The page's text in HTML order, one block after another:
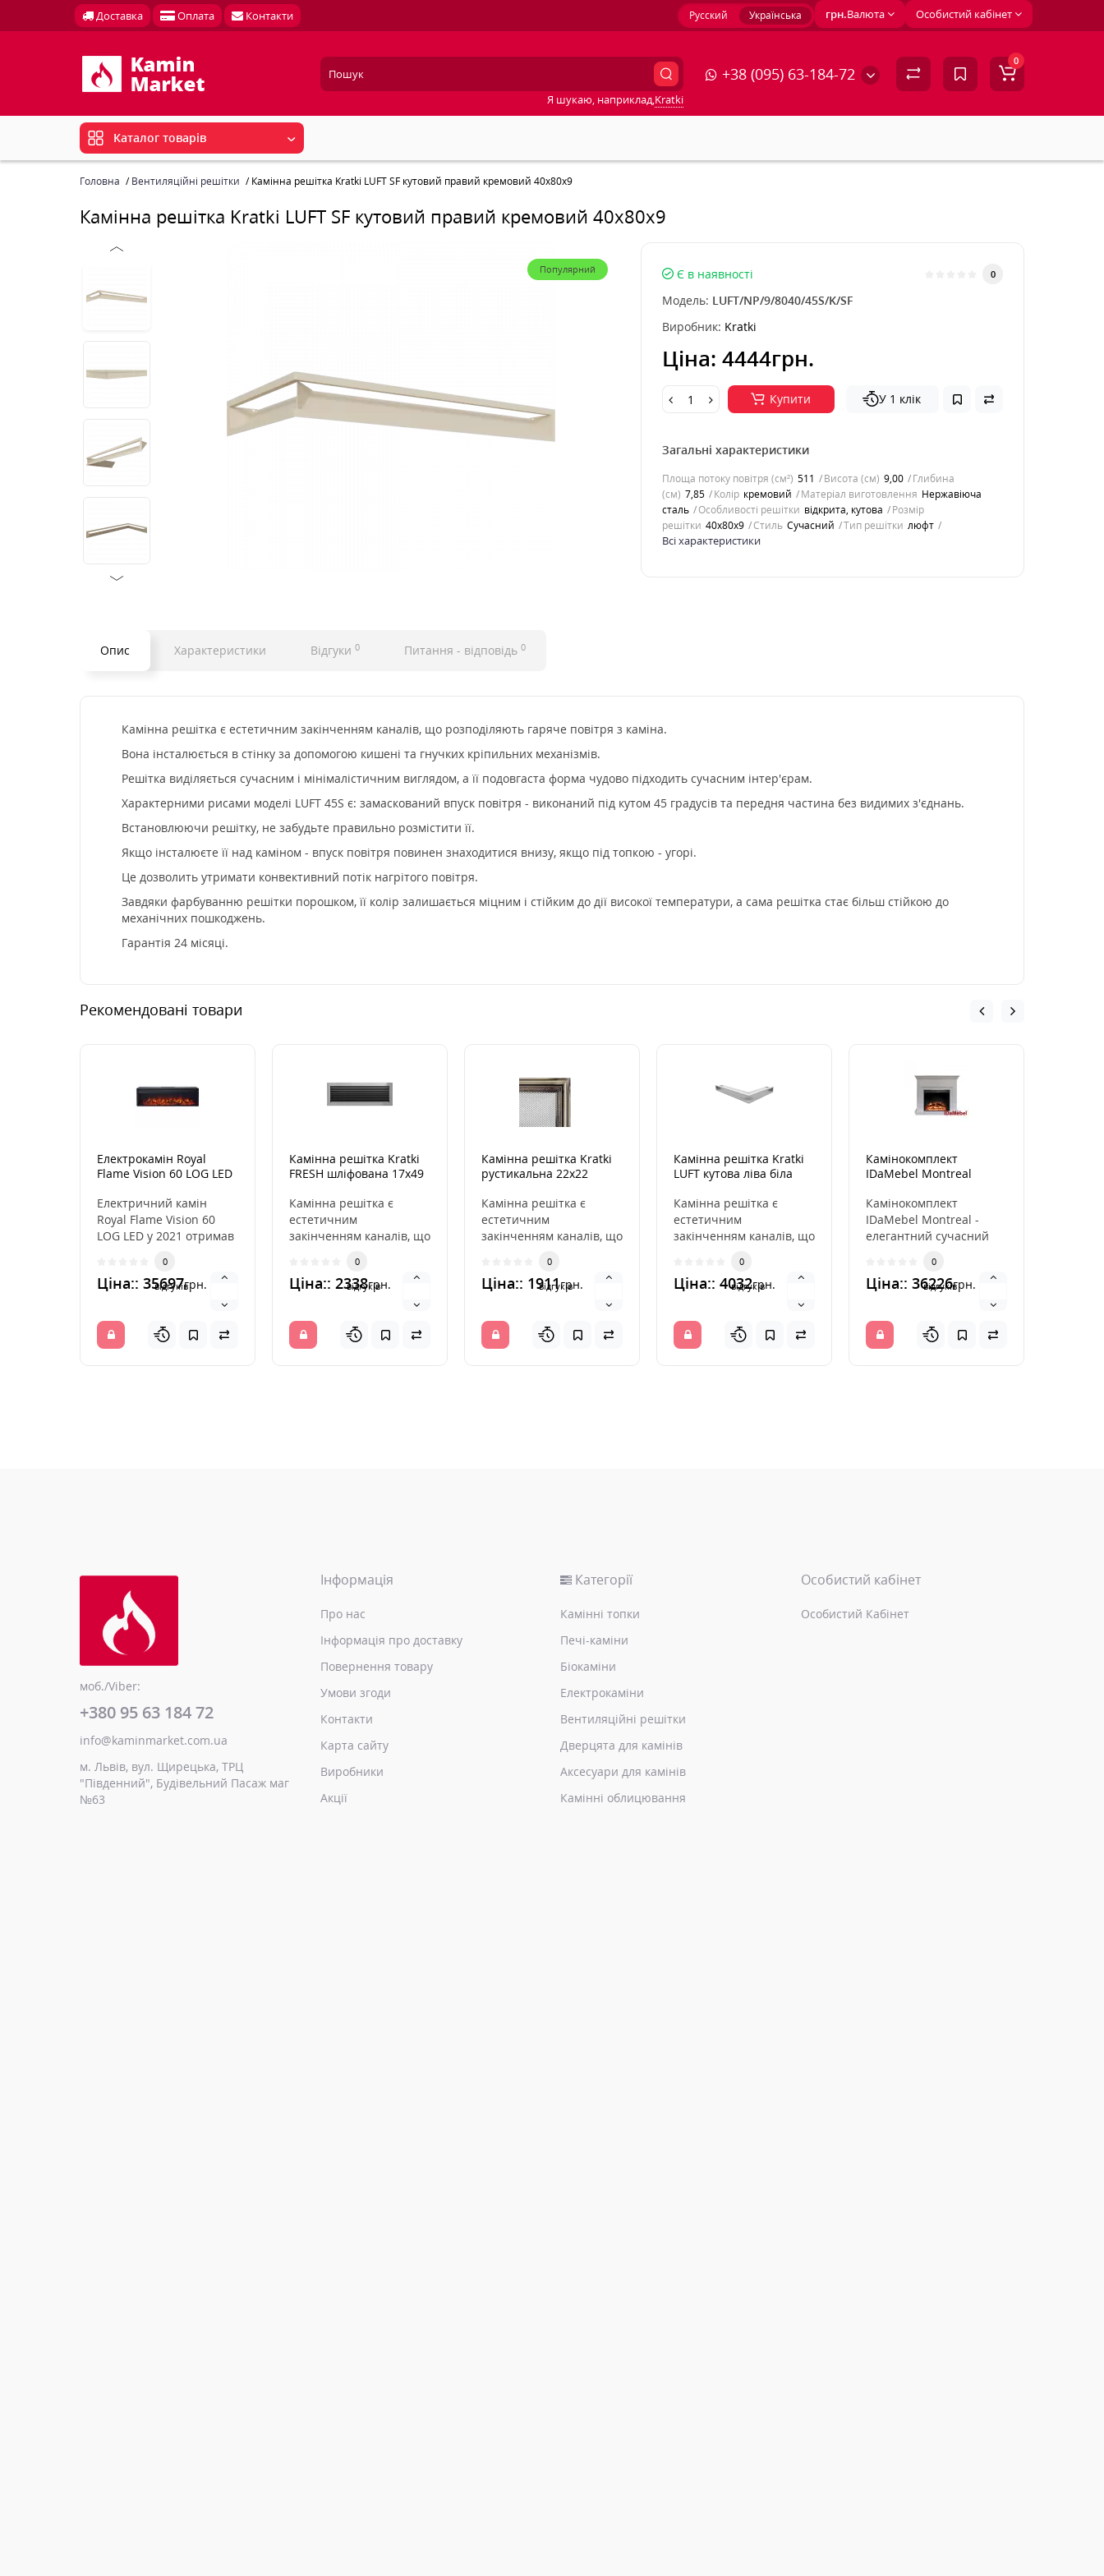
Доставка Оплата Контакти Особистий кабінет
грн.Валюта
Русский Українська
+38 (095) 63-184-72
Я шукаю, наприклад,Kratki
0
Каталог товарів
Головна Вентиляційні решітки Камінна решітка Kratki LUFT SF кутовий правий кремовий 40x80x9
Камінна решітка Kratki LUFT SF кутовий правий кремовий 40x80x9
Популярний Є в наявності 0
Модель: LUFT/NP/9/8040/45S/K/SF
Виробник: Kratki
Ціна: 4444грн.
Купити У 1 клік
Загальні характеристики
Площа потоку повітря (см²) 511 Висота (см) 9,00
Глибина
(см) 7,85 Колір кремовий Матеріал виготовлення Нержавіюча
сталь
Особливості решітки відкрита, кутова
Розмір
решітки 40x80x9 Стиль Cучасний Тип решітки люфт
Всі характеристики
Опис Характеристики Відгуки 0 Питання - відповідь 0
Камінна решітка є естетичним закінченням каналів, що розподіляють гаряче повітря з каміна.
Вона інсталюється в стінку за допомогою кишені та гнучких кріпильних механізмів.
Решітка виділяється сучасним і мінімалістичним виглядом, а її подовгаста форма чудово підходить сучасним інтер'єрам.
Характерними рисами моделі LUFT 45S є: замаскований впуск повітря - виконаний під кутом 45 градусів та передня частина без видимих з'єднань.
Встановлюючи решітку, не забудьте правильно розмістити її.
Якщо інсталюєте її над каміном - впуск повітря повинен знаходитися внизу, якщо під топкою - угорі.
Це дозволить утримати конвективний потік нагрітого повітря.
Завдяки фарбуванню решітки порошком, її колір залишається міцним і стійким до дії високої температури, а сама решітка стає більш стійкою до
механічних пошкоджень.
Гарантія 24 місяці.
Рекомендовані товари
Електрокамін Royal
Flame Vision 60 LOG LED
Електричний камін
Royal Flame Vision 60
LOG LED у 2021 отримав
до вже існуючи..
0
відгуків
Ціна:: 35697грн.
Камінна решітка Kratki
FRESH шліфована 17x49
Камінна решітка є
естетичним
закінченням каналів, що
повітря з каміна. Вона
вмо..
0
відгуків
Ціна:: 2338грн.
Камінна решітка Kratki
рустикальна 22x22
Камінна решітка є
естетичним
закінченням каналів, що
повітря з каміна. Вона
вмо..
0
відгуків
Ціна:: 1911грн.
Камінна решітка Kratki
LUFT кутова ліва біла
Камінна решітка є
естетичним
закінченням каналів, що
повітря з каміна. Вона
ін..
0
відгуків
Ціна:: 4032грн.
Камінокомплект
IDaMebel Montreal
Камінокомплект
IDaMebel Montreal -
елегантний сучасний
виробника IDaMebel і ..
0
відгуків
Ціна:: 36226грн.
моб./Viber:
+380 95 63 184 72
info@kaminmarket.com.ua
м. Львів, вул. Щирецька, ТРЦ
"Південний", Будівельний Пасаж маг
№63
Інформація
Про нас
Інформація про доставку
Повернення товару
Умови згоди
Контакти
Карта сайту
Виробники
Акції
Категорії
Камінні топки
Печі-каміни
Біокаміни
Електрокаміни
Вентиляційні решітки
Дверцята для камінів
Аксесуари для камінів
Камінні облицювання
Особистий кабінет
Особистий Кабінет